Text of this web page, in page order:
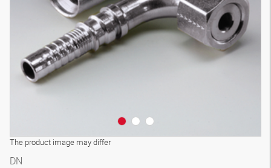
The product image may differ
Model 3D
DN